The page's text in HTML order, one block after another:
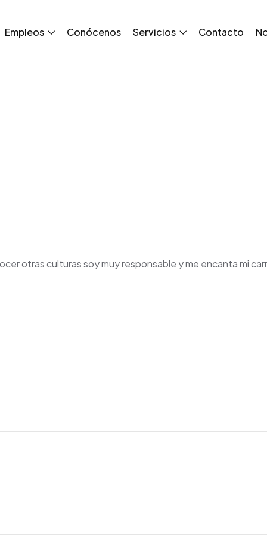
Empleos Conócenos Servicios Contacto
otras culturas soy muy responsable y me encanta mi